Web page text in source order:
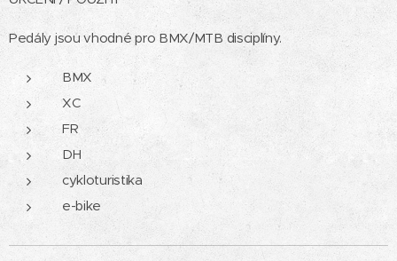
Pedály jsou vhodné pro BMX/MTB disciplíny.
BMX
XC
FR
DH
cykloturistika
e-bike